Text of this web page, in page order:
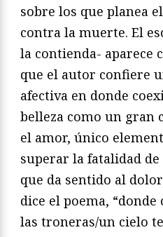
sobre los que planea
contra la muerte. El
la contienda- aparece
que el autor confiere
afectiva en donde
belleza como un gran
el amor, único
superar la fatalidad
que da sentido al
dice el poema,
las troneras/un cielo